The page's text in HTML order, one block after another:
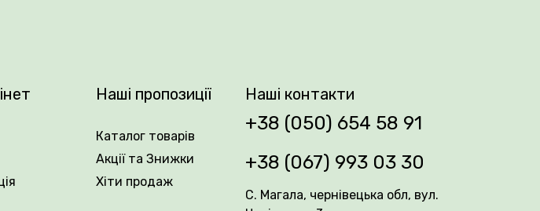
Наші пропозиції
Каталог товарів
Акції та Знижки
Хіти продаж
Наші контакти
+38 (050) 654 58 91
+38 (067) 993 03 30
С. Магала, чернівецька обл, вул.